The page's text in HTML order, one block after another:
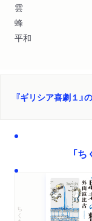
雲
蜂
平和
『ギリシア喜劇１』
「
ちくま文庫